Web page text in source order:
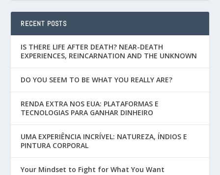
RECENT POSTS
IS THERE LIFE AFTER DEATH? NEAR-DEATH
EXPERIENCES, REINCARNATION AND THE UNKNOWN
DO YOU SEEM TO BE WHAT YOU REALLY ARE?
RENDA EXTRA NOS EUA: PLATAFORMAS E
TECNOLOGIAS PARA GANHAR DINHEIRO
UMA EXPERIÊNCIA INCRÍVEL: NATUREZA, ÍNDIOS E
PINTURA CORPORAL
Your Mindset to Fight for What You Want